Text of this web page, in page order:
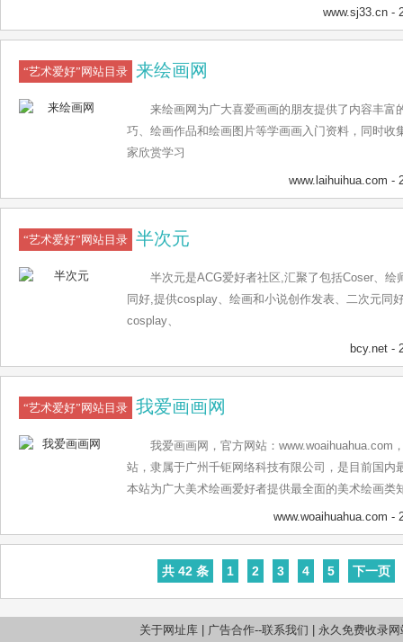
www.sj33.cn -
“艺术爱好”网站目录 来绘画网
来绘画网为广大喜爱画画的朋友提供了内容丰富
巧、绘画作品和绘画图片等学画画入门资料，同时收
家欣赏学习
www.laihuihua.com -
“艺术爱好”网站目录 半次元
半次元是ACG爱好者社区,汇聚了包括Coser、
同好,提供cosplay、绘画和小说创作发表、二次元同
cosplay、
bcy.net -
“艺术爱好”网站目录 我爱画画网
我爱画画网，官方网站：www.woaihuahua.com
站，隶属于广州千钜网络科技有限公司，是目前国内
本站为广大美术绘画爱好者提供最全面的美术绘画类
名画家资料介绍和大师作品赏析，还为少年儿童开
报、黑板报图片、教程等。 我爱画画网共开设12个
画、著名画家、画家画集、画画图片、精彩专题、美
www.woaihuahua.com -
共 42 条 1 2 3 4 5 下一页
关于网址库| 广告合作--联系我们 永久免费收录网